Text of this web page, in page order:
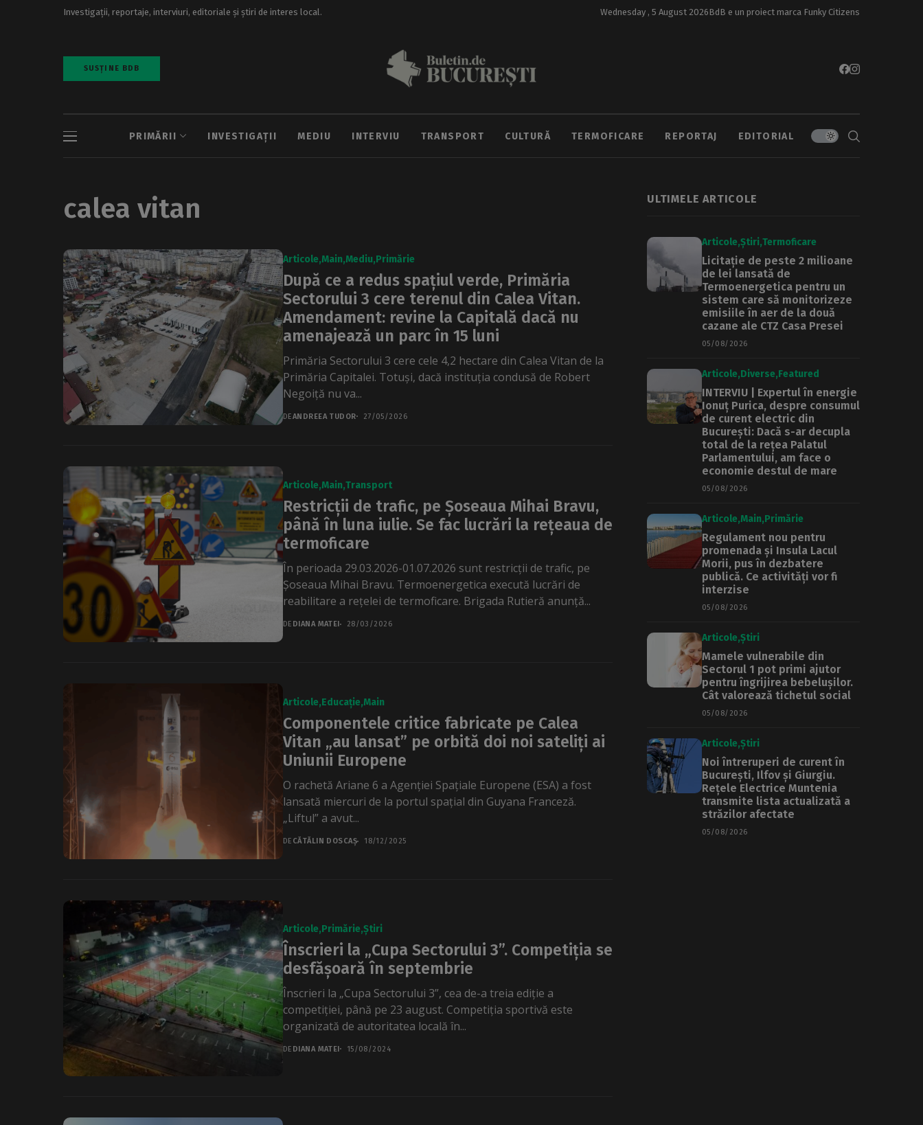
Investigații, reportaje, interviuri, editoriale și știri de interes local. Wednesday , 5 August 2026BdB e un proiect marca Funky Citizens
SUSȚINE BDB
PRIMĂRII INVESTIGAȚII MEDIU INTERVIU TRANSPORT CULTURĂ TERMOFICARE REPORTAJ EDITORIAL
calea vitan
Articole Main Mediu Primărie
După ce a redus spațiul verde, Primăria
Sectorului 3 cere terenul din Calea Vitan.
Amendament: revine la Capitală dacă nu
amenajează un parc în 15 luni
Primăria Sectorului 3 cere cele 4,2 hectare din Calea Vitan de la
Primăria Capitalei. Totuși, dacă instituția condusă de Robert
Negoiță nu va...
DEANDREEA TUDOR 27/05/2026
Articole Main Transport
Restricții de trafic, pe Șoseaua Mihai Bravu,
până în luna iulie. Se fac lucrări la rețeaua de
termoficare
În perioada 29.03.2026-01.07.2026 sunt restricții de trafic, pe
Șoseaua Mihai Bravu. Termoenergetica execută lucrări de
reabilitare a rețelei de termoficare. Brigada Rutieră anunță...
DE DIANA MATEI 28/03/2026
Articole Educație Main
Componentele critice fabricate pe Calea
Vitan „au lansat” pe orbită doi noi sateliți ai
Uniunii Europene
O rachetă Ariane 6 a Agenției Spațiale Europene (ESA) a fost
lansată miercuri de la portul spațial din Guyana Franceză.
„Liftul” a avut...
DE CĂTĂLIN DOSCAȘ 18/12/2025
Articole Primărie Știri
Înscrieri la „Cupa Sectorului 3”. Competiția se
desfășoară în septembrie
Înscrieri la „Cupa Sectorului 3”, cea de-a treia ediție a
competiției, până pe 23 august. Competiția sportivă este
organizată de autoritatea locală în...
DE DIANA MATEI 15/08/2024
ULTIMELE ARTICOLE
Articole Știri Termoficare
Licitație de peste 2 milioane
de lei lansată de
Termoenergetica pentru un
sistem care să monitorizeze
emisiile în aer de la două
cazane ale CTZ Casa Presei
05/08/2026
Articole Diverse Featured
INTERVIU | Expertul în energie
Ionuț Purica, despre consumul
de curent electric din
București: Dacă s-ar decupla
total de la rețea Palatul
Parlamentului, am face o
economie destul de mare
05/08/2026
Articole Main Primărie
Regulament nou pentru
promenada și Insula Lacul
Morii, pus în dezbatere
publică. Ce activități vor fi
interzise
05/08/2026
Articole Știri
Mamele vulnerabile din
Sectorul 1 pot primi ajutor
pentru îngrijirea bebelușilor.
Cât valorează tichetul social
05/08/2026
Articole Știri
Noi întreruperi de curent în
București, Ilfov și Giurgiu.
Rețele Electrice Muntenia
transmite lista actualizată a
străzilor afectate
05/08/2026